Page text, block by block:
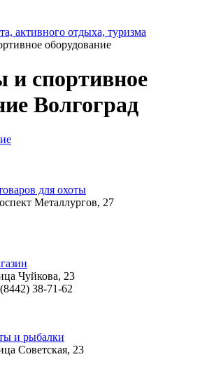
активного отдыха, туризма
оборудование
и спортивное
Волгоград
для охоты
Металлургов, 27
Чуйкова, 23
38-71-62
и рыбалки
Советская, 23